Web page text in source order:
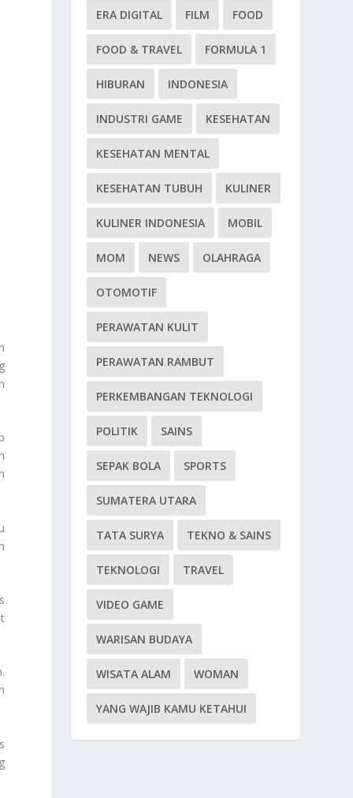
ERA DIGITAL FILM FOOD
FOOD & TRAVEL FORMULA 1
HIBURAN INDONESIA
INDUSTRI GAME KESEHATAN
KESEHATAN MENTAL
KESEHATAN TUBUH KULINER
KULINER INDONESIA MOBIL
MOM NEWS OLAHRAGA
OTOMOTIF
PERAWATAN KULIT
PERAWATAN RAMBUT
PERKEMBANGAN TEKNOLOGI
POLITIK SAINS
SEPAK BOLA SPORTS
SUMATERA UTARA
TATA SURYA TEKNO & SAINS
TEKNOLOGI TRAVEL
VIDEO GAME
WARISAN BUDAYA
WISATA ALAM WOMAN
YANG WAJIB KAMU KETAHUI